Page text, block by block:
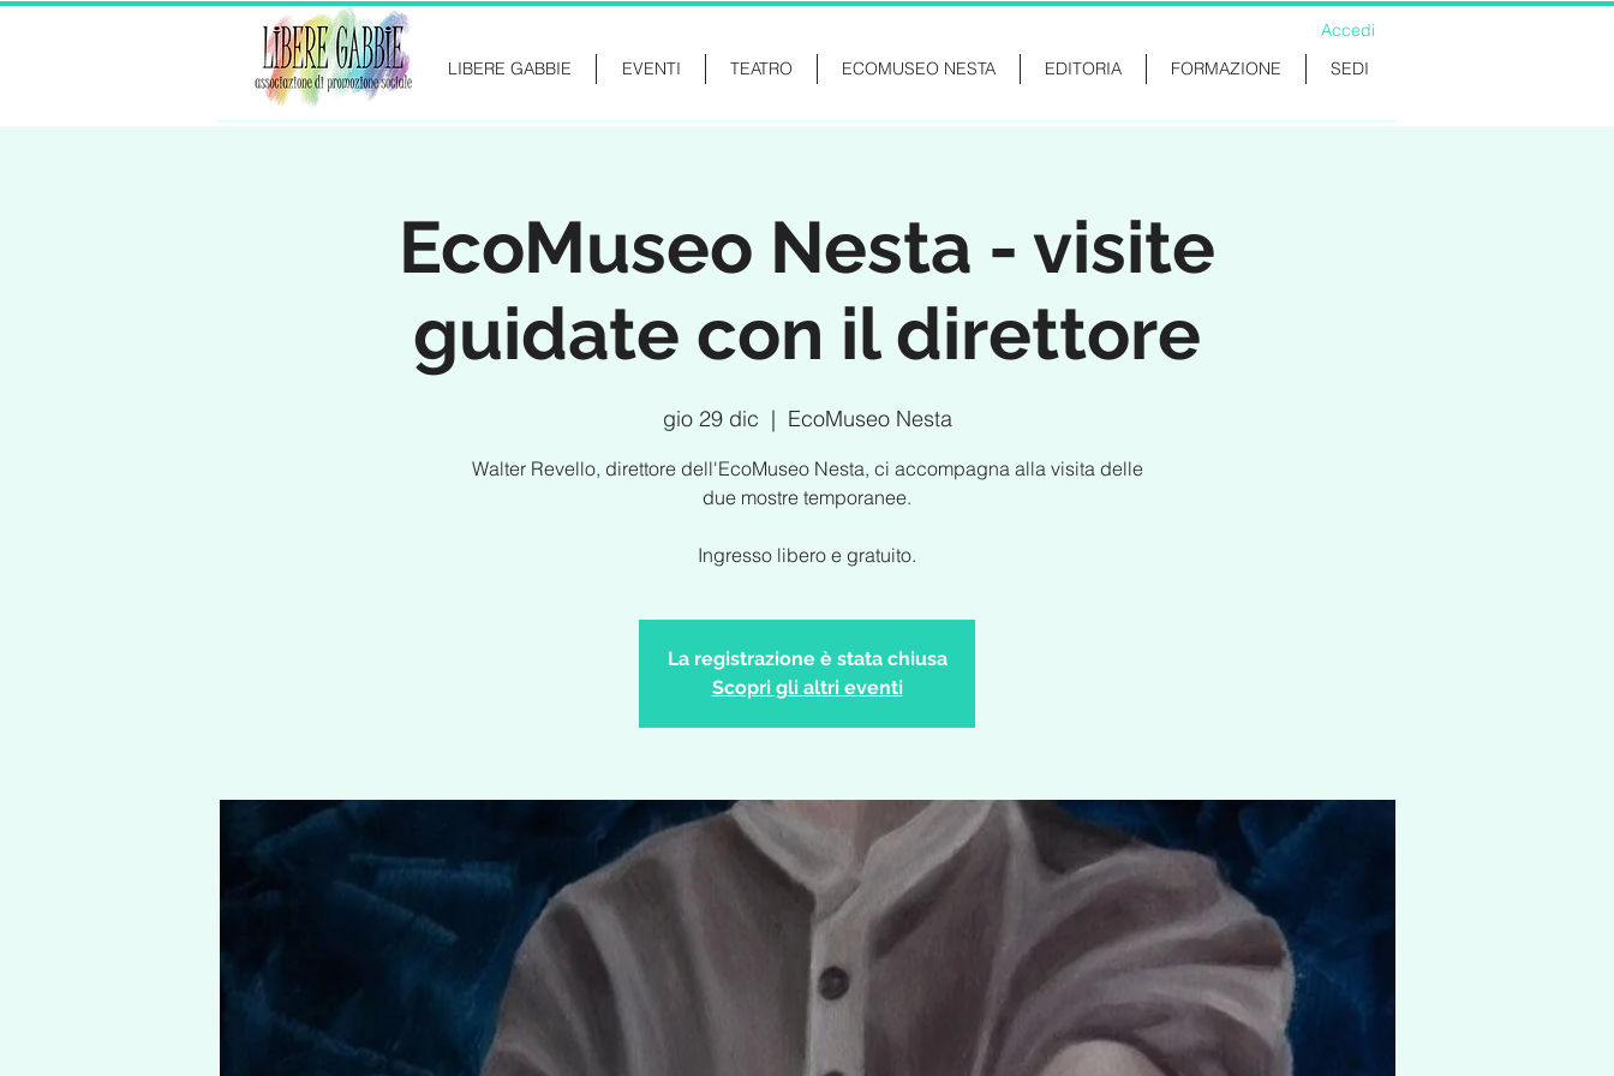
Accedi
LIBERE GABBIE
EVENTI TEATRO ECOMUSEO NESTA EDITORIA FORMAZIONE SEDI
EcoMuseo Nesta - visite
guidate con il direttore
gio 29 dic
  |
EcoMuseo Nesta
Walter Revello, direttore dell'EcoMuseo Nesta, ci accompagna alla visita delle
due mostre temporanee.
Ingresso libero e gratuito.
La registrazione è stata chiusa
Scopri gli altri eventi